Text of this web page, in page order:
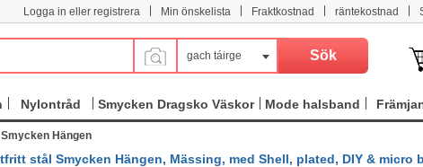
Logga in eller registrera Min önskelista Fraktkostnad räntekostnad
gach táirge
Nylontråd Smycken Dragsko Väskor Mode halsband
Hängen
stål Smycken Hängen, Mässing, med Shell, plated, DIY &